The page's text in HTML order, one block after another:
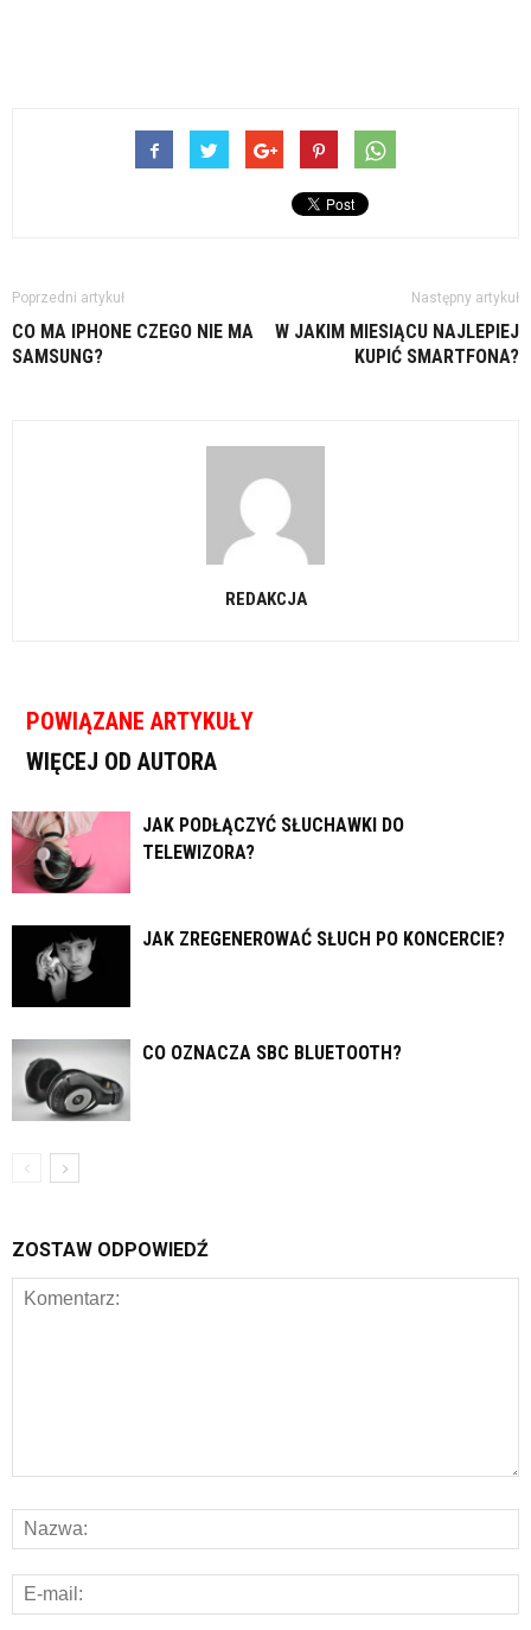
Poprzedni artykuł
CO MA IPHONE CZEGO NIE MA
SAMSUNG?
Następny artykuł
W JAKIM MIESIĄCU NAJLEPIEJ
KUPIĆ SMARTFONA?
REDAKCJA
POWIĄZANE ARTYKUŁY
WIĘCEJ OD AUTORA
JAK PODŁĄCZYĆ SŁUCHAWKI DO
TELEWIZORA?
JAK ZREGENEROWAĆ SŁUCH PO KONCERCIE?
CO OZNACZA SBC BLUETOOTH?
ZOSTAW ODPOWIEDŹ